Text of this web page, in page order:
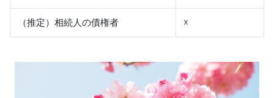
（推定）相続人の債権者 ☓